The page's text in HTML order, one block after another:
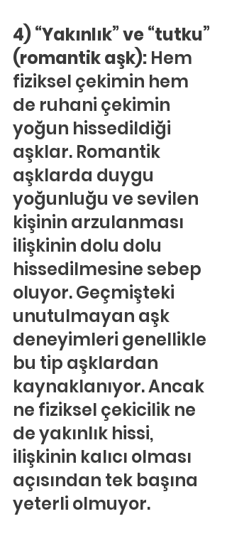
4) “Yakınlık” ve “tutku”
(romantik aşk): Hem
fiziksel çekimin hem
de ruhani çekimin
yoğun hissedildiği
aşklar. Romantik
aşklarda duygu
yoğunluğu ve sevilen
kişinin arzulanması
ilişkinin dolu dolu
hissedilmesine sebep
oluyor. Geçmişteki
unutulmayan aşk
deneyimleri genellikle
bu tip aşklardan
kaynaklanıyor. Ancak
ne fiziksel çekicilik ne
de yakınlık hissi,
ilişkinin kalıcı olması
açısından tek başına
yeterli olmuyor.